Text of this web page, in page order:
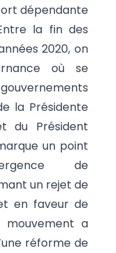
dépendante
la fin des
2020, on
où se
la Présidente
du Président
un point
de
un rejet de
en faveur de
mouvement a
réforme de